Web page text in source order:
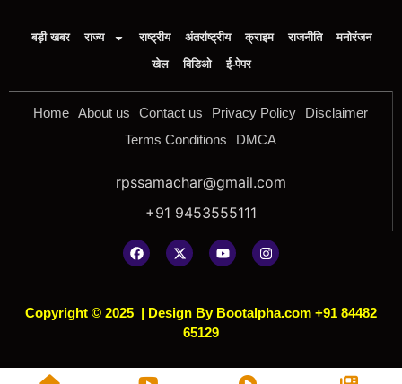
बड़ी खबर राज्य राष्ट्रीय अंतर्राष्ट्रीय क्राइम राजनीति
मनोरंजन
खेल
विडिओ ई-पेपर
Home About us Contact us Privacy Policy
Disclaimer
Terms Conditions
DMCA
rpssamachar@gmail.com
+91 9453555111
Copyright © 2025 | Design By Bootalpha.com +91 84482
65129